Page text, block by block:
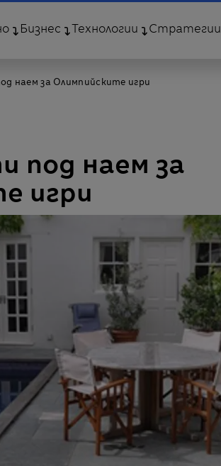
Бизнес Технологии Стратегии
наем за Олимпийските игри
под наем за
игри